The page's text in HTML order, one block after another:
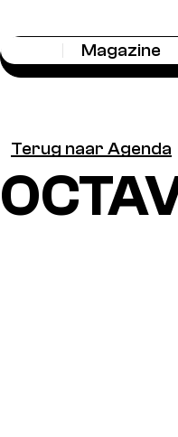
Magazine
Terug naar Agenda